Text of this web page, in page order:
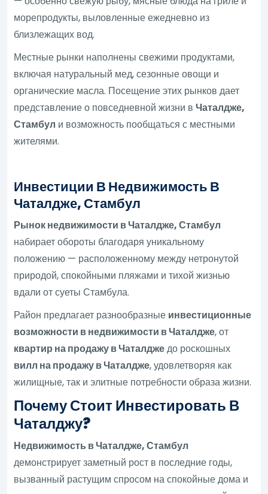
морепродукты, выловленные ежедневно из
близлежащих вод.
Местные рынки наполнены свежими продуктами,
включая натуральный мед, сезонные овощи и
органические масла. Посещение этих рынков дает
представление о повседневной жизни вЧаталдже,
Стамбул и возможность пообщаться с местными
жителями.
Инвестиции В Недвижимость В
Чаталдже, Стамбул
Рынок недвижимости в Чаталдже, Стамбул
набирает обороты благодаря уникальному
положению — расположенному между нетронутой
природой, спокойными пляжами и тихой жизнью
вдали от суеты Стамбула.
Район предлагает разнообразные инвестиционные
возможности в недвижимости в Чаталдже, от
квартир на продажу в Чаталджедо роскошных
вилл на продажу в Чаталдже, удовлетворяя как
жилищные, так и элитные потребности образа жизни.
Почему Стоит Инвестировать В
Чаталджу?
Недвижимость в Чаталдже, Стамбул
демонстрирует заметный рост в последние годы,
вызванный растущим спросом на спокойные дома и